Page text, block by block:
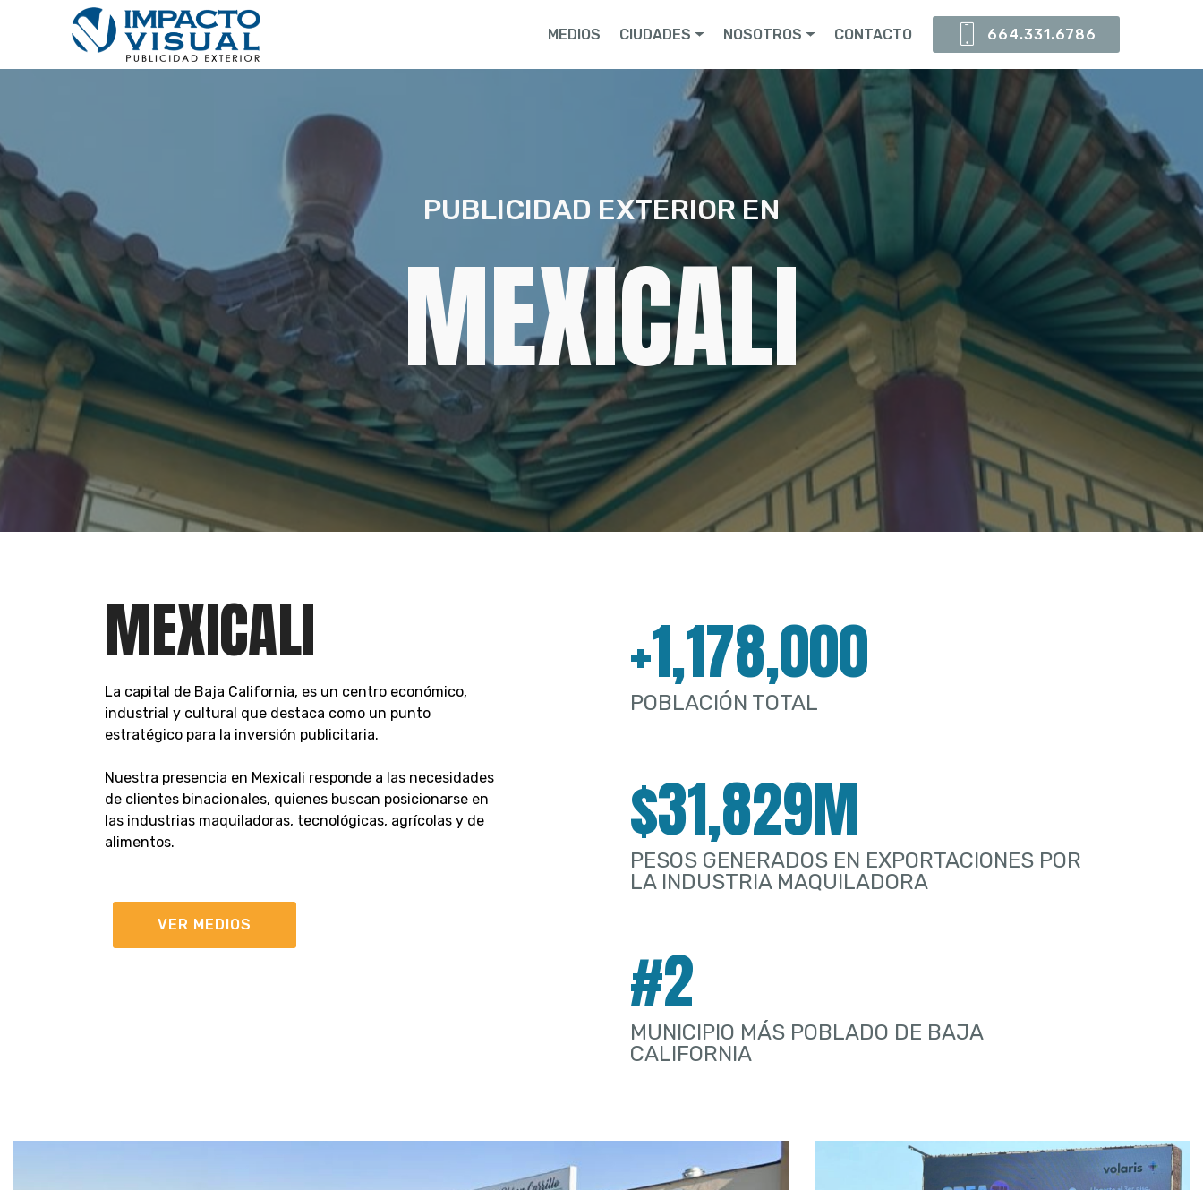
MEDIOS CIUDADES NOSOTROS CONTACTO 664.331.6786
PUBLICIDAD EXTERIOR EN
MEXICALI
MEXICALI
La capital de Baja California, es un centro económico,
industrial y cultural que destaca como un punto
estratégico para la inversión publicitaria.
Nuestra presencia en Mexicali responde a las necesidades
de clientes binacionales, quienes buscan posicionarse en
las industrias maquiladoras, tecnológicas, agrícolas y de
alimentos.
VER MEDIOS
+1,178,000
POBLACIÓN TOTAL
$31,829M
PESOS GENERADOS EN EXPORTACIONES POR
LA INDUSTRIA MAQUILADORA
#2
MUNICIPIO MÁS POBLADO DE BAJA
CALIFORNIA